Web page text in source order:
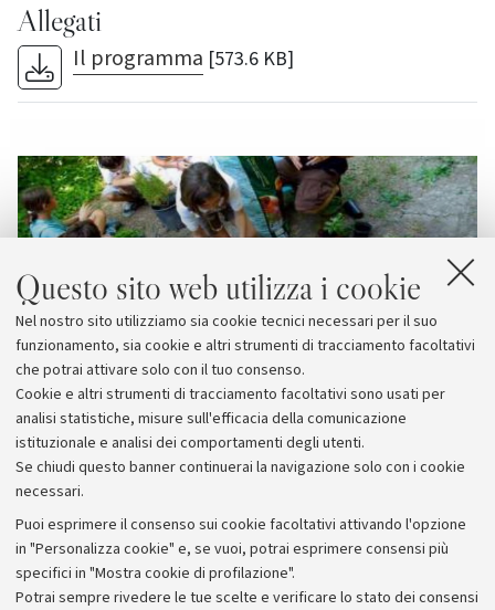
Questo sito web utilizza i cookie
Nel nostro sito utilizziamo sia cookie tecnici necessari per il suo
funzionamento, sia cookie e altri strumenti di tracciamento facoltativi
che potrai attivare solo con il tuo consenso.
Cookie e altri strumenti di tracciamento facoltativi sono usati per
analisi statistiche, misure sull'efficacia della comunicazione
istituzionale e analisi dei comportamenti degli utenti.
Se chiudi questo banner continuerai la navigazione solo con i cookie
necessari.
Puoi esprimere il consenso sui cookie facoltativi attivando l'opzione
in "Personalizza cookie" e, se vuoi, potrai esprimere consensi più
specifici in "Mostra cookie di profilazione".
Potrai sempre rivedere le tue scelte e verificare lo stato dei consensi
Allegati
Il programma [573.6 KB]
Archivio
Comunicati stampa
Redazione